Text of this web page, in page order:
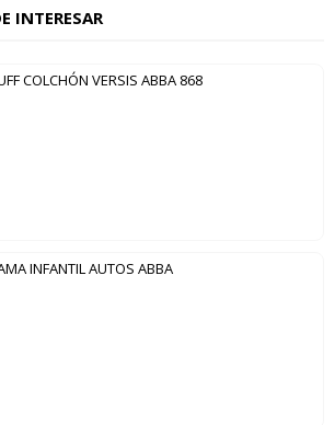
INTERESAR
COLCHÓN VERSIS ABBA 868
INFANTIL AUTOS ABBA